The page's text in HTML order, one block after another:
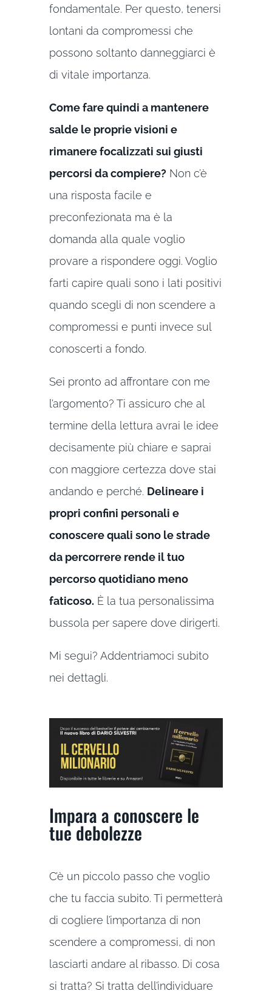
fondamentale. Per questo, tenersi
lontani da compromessi che
possono soltanto danneggiarci è
di vitale importanza.
Come fare quindi a mantenere
salde le proprie visioni e
rimanere focalizzati sui giusti
percorsi da compiere? Non c’è
una risposta facile e
preconfezionata ma è la
domanda alla quale voglio
provare a rispondere oggi. Voglio
farti capire quali sono i lati positivi
quando scegli di non scendere a
compromessi e punti invece sul
conoscerti a fondo.
Sei pronto ad affrontare con me
l’argomento? Ti assicuro che al
termine della lettura avrai le idee
decisamente più chiare e saprai
con maggiore certezza dove stai
andando e perché. Delineare i
propri confini personali e
conoscere quali sono le strade
da percorrere rende il tuo
percorso quotidiano meno
faticoso. È la tua personalissima
bussola per sapere dove dirigerti.
Mi segui? Addentriamoci subito
nei dettagli.
Impara a conoscere le
tue debolezze
C’è un piccolo passo che voglio
che tu faccia subito. Ti permetterà
di cogliere l’importanza di non
scendere a compromessi, di non
lasciarti andare al ribasso. Di cosa
si tratta? Si tratta dell’individuare